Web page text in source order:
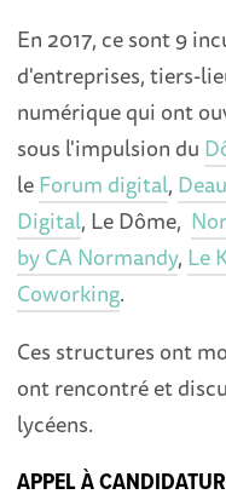
En 2017, ce sont 9
d'entreprises, tiers-
numérique qui ont
sous l'impulsion du
leForum digital,
Digital, Le Dôme,
by CA Normandy, Le
Coworking.
Ces structures ont
ont rencontré et
lycéens.
APPEL À